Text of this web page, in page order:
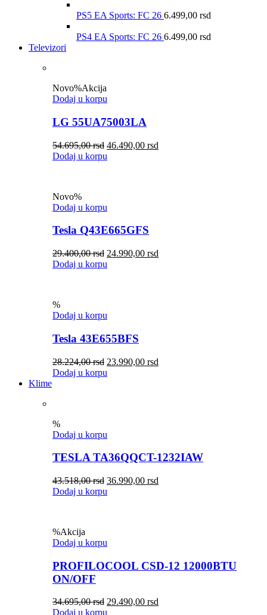
PS5 EA Sports: FC 26 6.499,00 rsd
PS4 EA Sports: FC 26 6.499,00 rsd
Televizori
Novo%Akcija
Dodaj u korpu
LG 55UA75003LA
54.695,00rsd 46.490,00 rsd
Dodaj u korpu
Novo%
Dodaj u korpu
Tesla Q43E665GFS
29.400,00rsd 24.990,00 rsd
Dodaj u korpu
%
Dodaj u korpu
Tesla 43E655BFS
28.224,00rsd 23.990,00 rsd
Dodaj u korpu
Klime
%
Dodaj u korpu
TESLA TA36QQCT-1232IAW
43.518,00rsd 36.990,00 rsd
Dodaj u korpu
%Akcija
Dodaj u korpu
PROFILOCOOL CSD-12 12000BTU
ON/OFF
34.695,00rsd 29.490,00 rsd
Dodaj u korpu